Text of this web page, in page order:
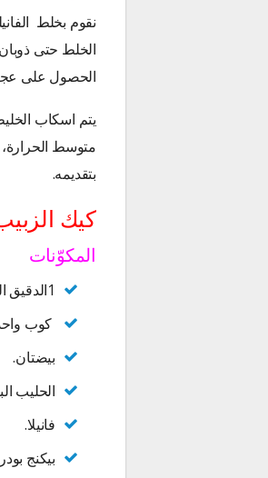
نقوم بخلط
الخلط حتى ذوبان
الحصول على
يتم اسكاب
متوسط الحرارة،
بتقديمه.
كيك
المكوّنات
1الدقيق المنخول بمقدار كوبان.
كوب
بيضتان.
الحليب
فانيلا.
بيكنج